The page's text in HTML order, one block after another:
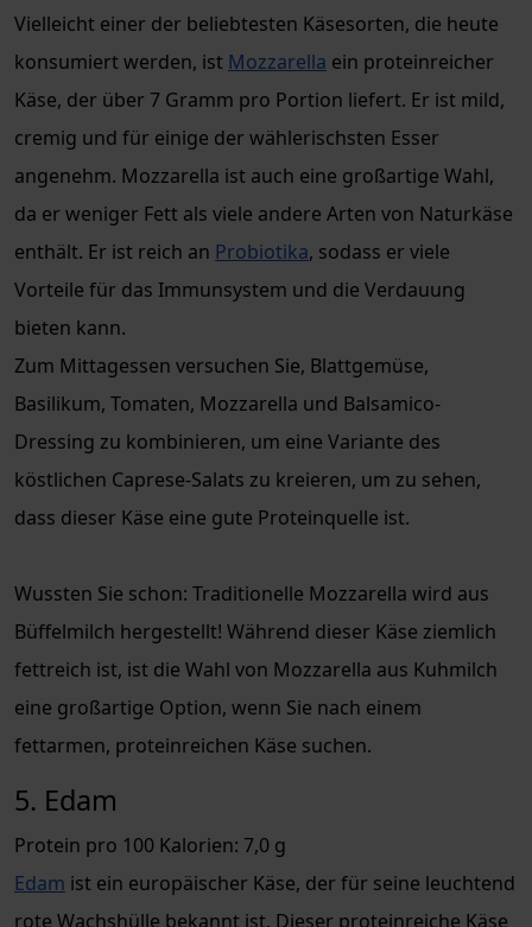
Vielleicht einer der beliebtesten Käsesorten, die heute
konsumiert werden, ist Mozzarella ein proteinreicher
Käse, der über 7 Gramm pro Portion liefert. Er ist mild,
cremig und für einige der wählerischsten Esser
angenehm. Mozzarella ist auch eine großartige Wahl,
da er weniger Fett als viele andere Arten von Naturkäse
enthält. Er ist reich an Probiotika, sodass er viele
Vorteile für das Immunsystem und die Verdauung
bieten kann.
Zum Mittagessen versuchen Sie, Blattgemüse,
Basilikum, Tomaten, Mozzarella und Balsamico-
Dressing zu kombinieren, um eine Variante des
köstlichen Caprese-Salats zu kreieren, um zu sehen,
dass dieser Käse eine gute Proteinquelle ist.
Wussten Sie schon: Traditionelle Mozzarella wird aus
Büffelmilch hergestellt! Während dieser Käse ziemlich
fettreich ist, ist die Wahl von Mozzarella aus Kuhmilch
eine großartige Option, wenn Sie nach einem
fettarmen, proteinreichen Käse suchen.
5. Edam
Protein pro 100 Kalorien: 7,0 g
Edam ist ein europäischer Käse, der für seine leuchtend
rote Wachshülle bekannt ist. Dieser proteinreiche Käse